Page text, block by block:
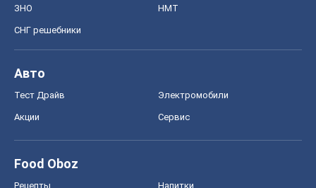
ЗНО НМТ
СНГ решебники
Авто
Тест Драйв Электромобили
Акции Сервис
Food Oboz
Рецепты Напитки